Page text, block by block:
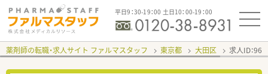
平日9：30-19：00 土日10：00-19：00
薬剤師の転職・求人サイト ファルマスタッフ 東京都 大田区 求人ID：